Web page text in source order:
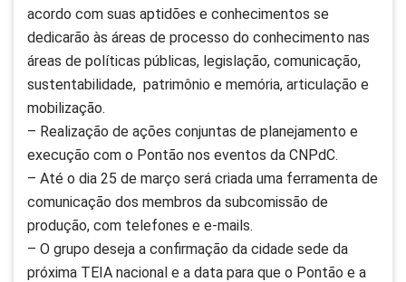
acordo com suas aptidões e conhecimentos se
dedicarão às áreas de processo do conhecimento nas
áreas de políticas públicas, legislação, comunicação,
sustentabilidade, patrimônio e memória, articulação e
mobilização.
– Realização de ações conjuntas de planejamento e
execução com o Pontão nos eventos da CNPdC.
– Até o dia 25 de março será criada uma ferramenta de
comunicação dos membros da subcomissão de
produção, com telefones e e-mails.
– O grupo deseja a confirmação da cidade sede da
próxima TEIA nacional e a data para que o Pontão e a